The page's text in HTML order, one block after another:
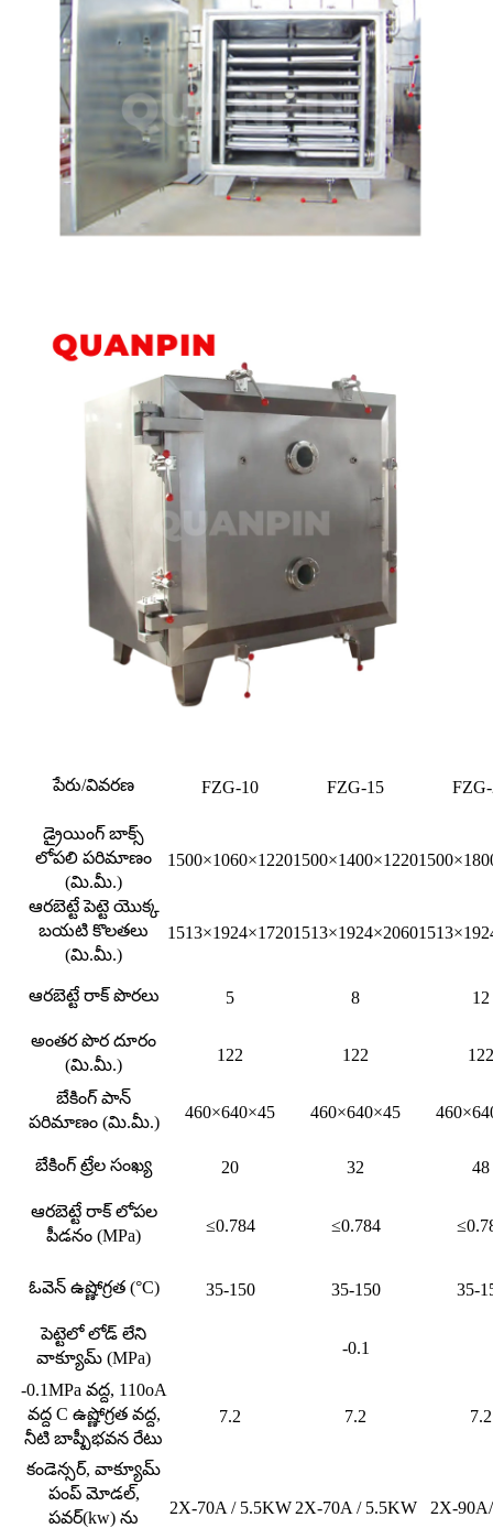
పేరు/వివరణ FZG-10 FZG-15
డ్రైయింగ్ బాక్స్
లోపలి పరిమాణం
(మి.మీ.)
1500×1060×12201500×1400×1220
ఆరబెట్టే పెట్టె యొక్క
బయటి కొలతలు
(మి.మీ.)
1513×1924×17201513×1924×2060
ఆరబెట్టే రాక్ పొరలు 5 8 12
అంతర పొర దూరం
(మి.మీ.)
122 122 122
బేకింగ్ పాన్
పరిమాణం (మి.మీ.)
460×640×45 460×640×45
బేకింగ్ ట్రేల సంఖ్య 20 32 48
ఆరబెట్టే రాక్ లోపల
పీడనం (MPa)
≤0.784 ≤0.784
ఓవెన్ ఉష్ణోగ్రత (°C) 35-150 35-150 35-
పెట్టెలో లోడ్ లేని
వాక్యూమ్ (MPa)
-0.1
-0.1MPa వద్ద, 110oA
వద్ద C ఉష్ణోగ్రత వద్ద,
నీటి బాష్పీభవన రేటు
7.2 7.2 7.2
కండెన్సర్, వాక్యూమ్
పంప్ మోడల్,
పవర్(kw) ను
2X-70A / 5.5KW 2X-70A / 5.5KW 2X-